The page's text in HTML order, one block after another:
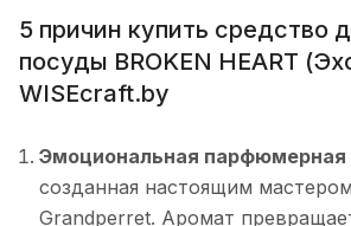
5 причин купить средство
посуды BROKEN HEART
WISEcraft.by
Эмоциональная парфюмерная
созданная настоящим
Grandperret. Аромат